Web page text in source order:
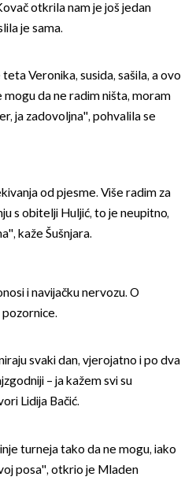
otkrila nam je još jedan
je sama.
Veronika, susida, sašila, a ovo
mogu da ne radim ništa, moram
ja zadovoljna'', pohvalila se
od pjesme. Više radim za
s obitelji Huljić, to je neupitno,
kaže Šušnjara.
i navijačku nervozu. O
svaki dan, vjerojatno i po dva
– ja kažem svi su
Lidija Bačić.
turneja tako da ne mogu, iako
posa'', otkrio je Mladen
OMOGUĆI OBAVIJESTI